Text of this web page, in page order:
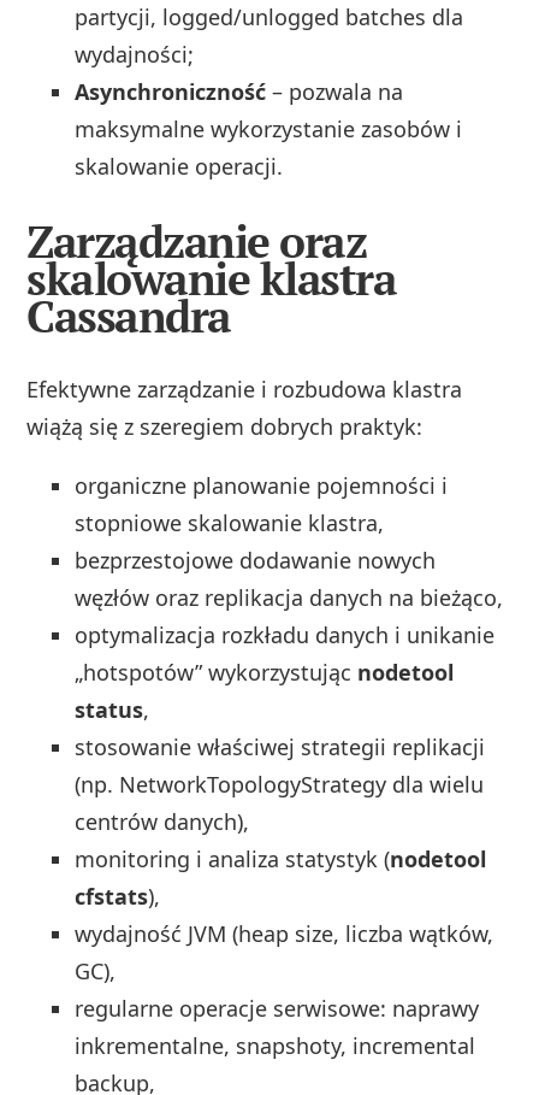
partycji, logged/unlogged batches dla
wydajności;
Asynchroniczność – pozwala na
maksymalne wykorzystanie zasobów i
skalowanie operacji.
Zarządzanie oraz
skalowanie klastra
Cassandra
Efektywne zarządzanie i rozbudowa klastra
wiążą się z szeregiem dobrych praktyk:
organiczne planowanie pojemności i
stopniowe skalowanie klastra,
bezprzestojowe dodawanie nowych
węzłów oraz replikacja danych na bieżąco,
optymalizacja rozkładu danych i unikanie
„hotspotów” wykorzystując nodetool
status,
stosowanie właściwej strategii replikacji
(np. NetworkTopologyStrategy dla wielu
centrów danych),
monitoring i analiza statystyk (nodetool
cfstats),
wydajność JVM (heap size, liczba wątków,
GC),
regularne operacje serwisowe: naprawy
inkrementalne, snapshoty, incremental
backup,